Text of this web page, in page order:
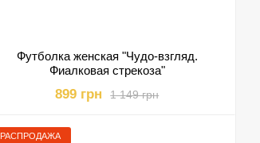
Футболка женская "Чудо-взгляд.
Фиалковая стрекоза"
1 149 грн
899 грн
РАСПРОДАЖА